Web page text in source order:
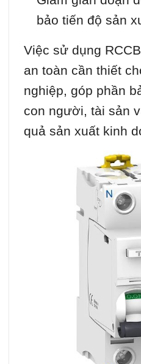
bảo tiến độ sản
Việc sử dụng
an toàn cần thiết
nghiệp, góp phần
con người, tài sản
quả sản xuất kinh